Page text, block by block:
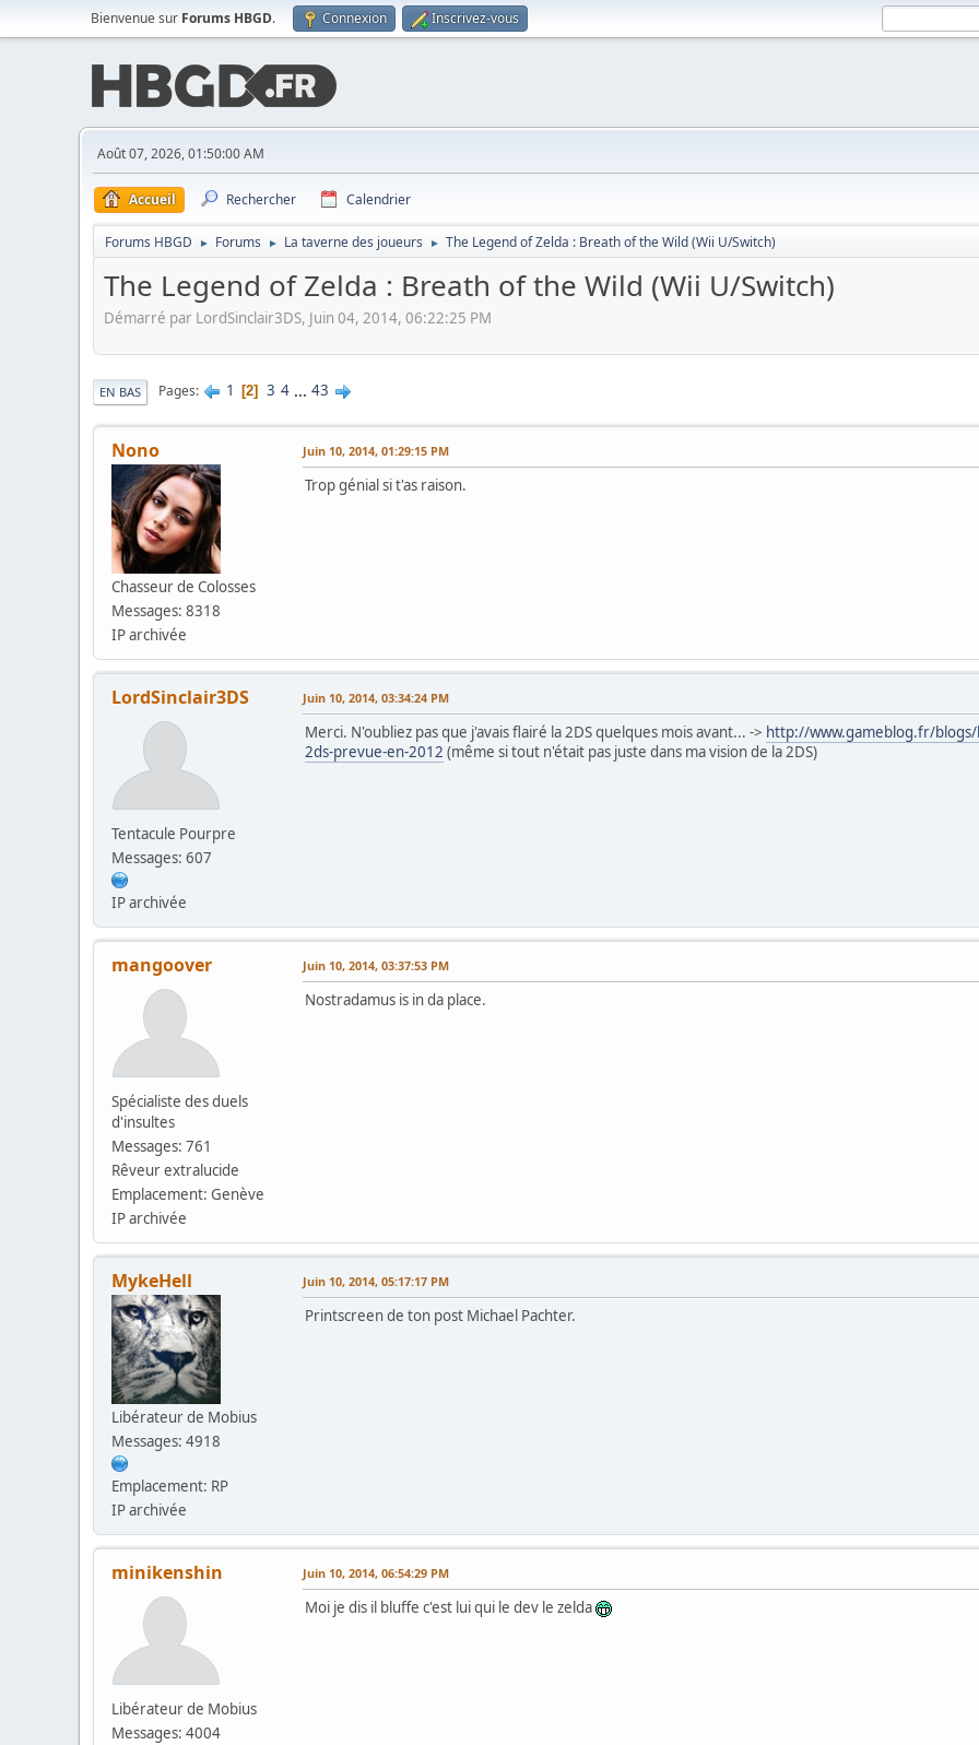
Bienvenue sur Forums HBGD. Connexion Inscrivez-vous
Août 07, 2026, 01:50:00 AM
Accueil Rechercher Calendrier
Forums HBGD ► Forums ► La taverne des joueurs ► The Legend of Zelda : Breath of the Wild (Wii U/Switch)
The Legend of Zelda : Breath of the Wild (Wii U/Switch)
Démarré par LordSinclair3DS, Juin 04, 2014, 06:22:25 PM
EN BAS Pages 1 2 3 4 ... 43
Nono
Chasseur de Colosses
Messages: 8318
IP archivée
Juin 10, 2014, 01:29:15 PM
Trop génial si t'as raison.
LordSinclair3DS
Tentacule Pourpre
Messages: 607
IP archivée
Juin 10, 2014, 03:34:24 PM
Merci. N'oubliez pas que j'avais flairé la 2DS quelques mois avant... -> http://www.gameblog.fr/
2ds-prevue-en-2012 (même si tout n'était pas juste dans ma vision de la 2DS)
mangoover
Spécialiste des duels
d'insultes
Messages: 761
Rêveur extralucide
Emplacement: Genève
IP archivée
Juin 10, 2014, 03:37:53 PM
Nostradamus is in da place.
MykeHell
Libérateur de Mobius
Messages: 4918
Emplacement: RP
IP archivée
Juin 10, 2014, 05:17:17 PM
Printscreen de ton post Michael Pachter.
minikenshin
Libérateur de Mobius
Messages: 4004
Juin 10, 2014, 06:54:29 PM
Moi je dis il bluffe c'est lui qui le dev le zelda